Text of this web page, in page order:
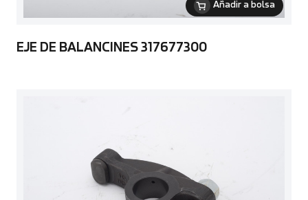
Añadir a bolsa
EJE DE BALANCINES 317677300